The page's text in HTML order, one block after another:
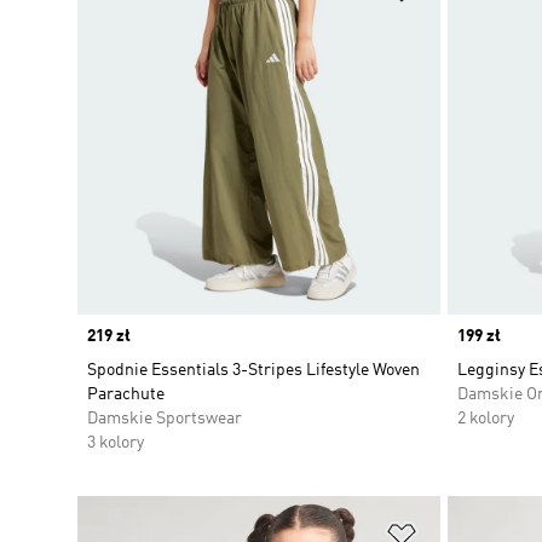
Price
219 zł
Spodnie Essentials 3-Stripes Lifestyle Woven
Parachute
Damskie Sportswear
3 kolory
Price
199 zł
Legginsy
Damskie
2 kolory